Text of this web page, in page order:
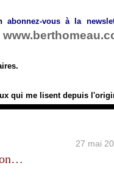
abonnez-vous à la
qui me lisent depuis
27 mai